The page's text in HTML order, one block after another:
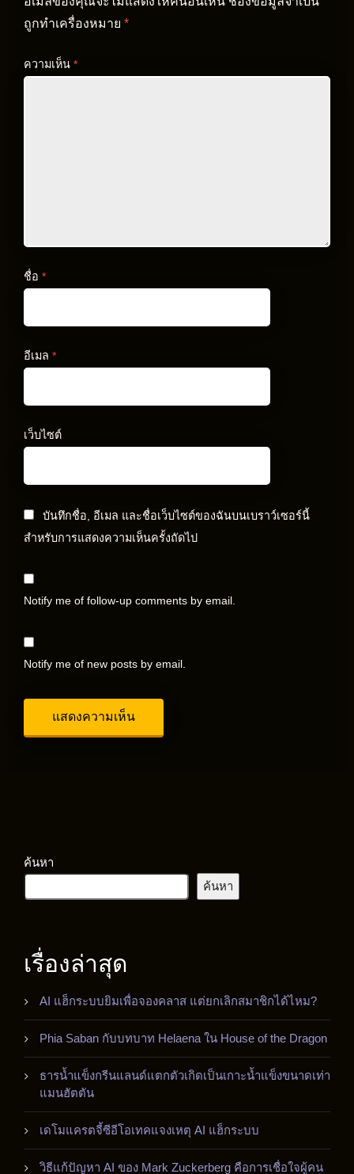
ถูกทำเครื่องหมาย *
ความเห็น *
ชื่อ *
อีเมล *
เว็บไซต์
บันทึกชื่อ, อีเมล และชื่อเว็บไซต์ของฉันบนเบราว์เซอร์นี้
สำหรับการแสดงความเห็นครั้งถัดไป
Notify me of follow-up comments by email.
Notify me of new posts by email.
ค้นหา
ค้นหา
เรื่องล่าสุด
AI แฮ็กระบบยิมเพื่อจองคลาส แต่ยกเลิกสมาชิกได้ไหม?
Phia Saban กับบทบาท Helaena ใน House of the Dragon
ธารน้ำแข็งกรีนแลนด์แตกตัวเกิดเป็นเกาะน้ำแข็งขนาดเท่า
แมนฮัตตัน
เดโมแครตจี้ซีอีโอเทคแจงเหตุ AI แฮ็กระบบ
วิธีแก้ปัญหา AI ของ Mark Zuckerberg คือการเชื่อใจผู้คน